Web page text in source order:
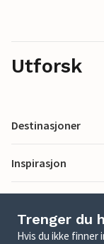
Utforsk
Destinasjoner
Inspirasjon
Trenger du
Hvis du ikke finner